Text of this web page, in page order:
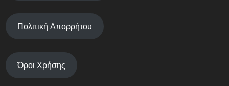
Πολιτική Απορρήτου
Όροι Χρήσης